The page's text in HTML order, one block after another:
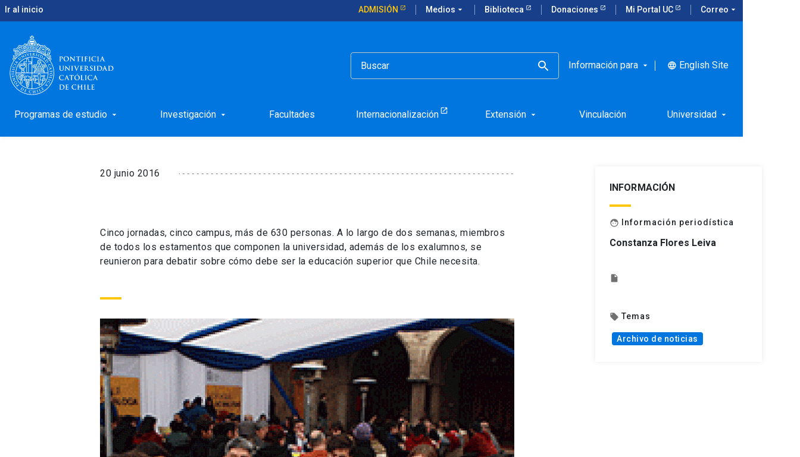
Ir al inicio ADMISIÓN Medios arrow_drop_down Biblioteca Donaciones Mi Portal UC Correo arrow_drop_down
Información para arrow_drop_down language English Site
Programas de estudio arrow_drop_down Investigación arrow_drop_down Facultades Internacionalización Extensión arrow_drop_down Vinculación Universidad arrow_drop_down
Inicio
Con una importante convocatoria concluyeron las
mesas al patio de la UC Dialoga
20 junio 2016
Cinco jornadas, cinco campus, más de 630 personas. A lo largo de dos semanas, miembros
de todos los estamentos que componen la universidad, además de los exalumnos, se
reunieron para debatir sobre cómo debe ser la educación superior que Chile necesita.
INFORMACIÓN
face Información periodística
Constanza Flores Leiva
insert_drive_file
local_offer Temas
Archivo de noticias